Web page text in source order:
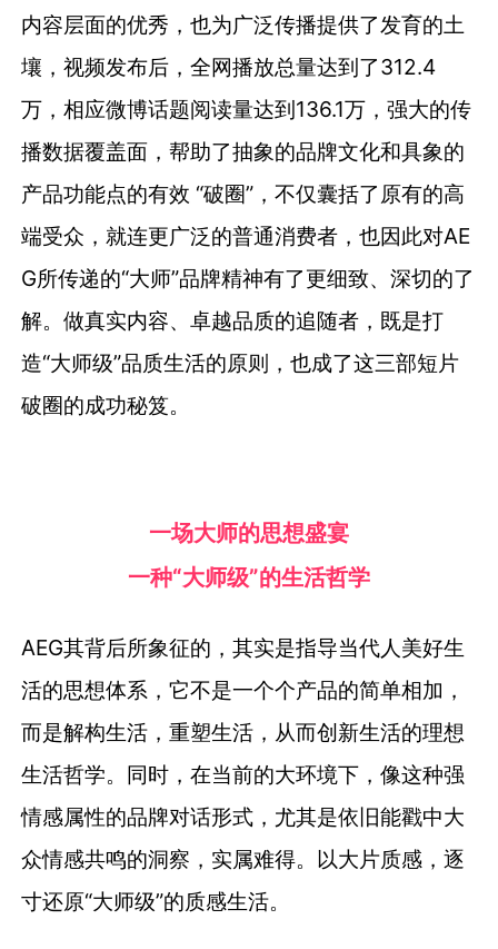
内容层面的优秀，也为广泛传播提供了发育的土
壤，视频发布后，全网播放总量达到了312.4
万，相应微博话题阅读量达到136.1万，强大的传
播数据覆盖面，帮助了抽象的品牌文化和具象的
产品功能点的有效 “破圈”，不仅囊括了原有的高
端受众，就连更广泛的普通消费者，也因此对AE
G所传递的“大师”品牌精神有了更细致、深切的了
解。做真实内容、卓越品质的追随者，既是打
造“大师级”品质生活的原则，也成了这三部短片
破圈的成功秘笈。
一场大师的思想盛宴
一种“大师级”的生活哲学
AEG其背后所象征的，其实是指导当代人美好生
活的思想体系，它不是一个个产品的简单相加，
而是解构生活，重塑生活，从而创新生活的理想
生活哲学。同时，在当前的大环境下，像这种强
情感属性的品牌对话形式，尤其是依旧能戳中大
众情感共鸣的洞察，实属难得。以大片质感，逐
寸还原“大师级”的质感生活。